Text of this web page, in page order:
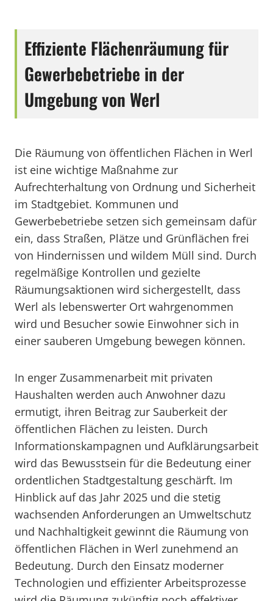
Effiziente Flächenräumung für
Gewerbebetriebe in der
Umgebung von Werl
Die Räumung von öffentlichen Flächen in Werl
ist eine wichtige Maßnahme zur
Aufrechterhaltung von Ordnung und Sicherheit
im Stadtgebiet. Kommunen und
Gewerbebetriebe setzen sich gemeinsam dafür
ein, dass Straßen, Plätze und Grünflächen frei
von Hindernissen und wildem Müll sind. Durch
regelmäßige Kontrollen und gezielte
Räumungsaktionen wird sichergestellt, dass
Werl als lebenswerter Ort wahrgenommen
wird und Besucher sowie Einwohner sich in
einer sauberen Umgebung bewegen können.
In enger Zusammenarbeit mit privaten
Haushalten werden auch Anwohner dazu
ermutigt, ihren Beitrag zur Sauberkeit der
öffentlichen Flächen zu leisten. Durch
Informationskampagnen und Aufklärungsarbeit
wird das Bewusstsein für die Bedeutung einer
ordentlichen Stadtgestaltung geschärft. Im
Hinblick auf das Jahr 2025 und die stetig
wachsenden Anforderungen an Umweltschutz
und Nachhaltigkeit gewinnt die Räumung von
öffentlichen Flächen in Werl zunehmend an
Bedeutung. Durch den Einsatz moderner
Technologien und effizienter Arbeitsprozesse